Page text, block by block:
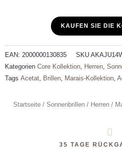
KAUFEN SIE DIE
EAN: 2000000130835 SKU
Kategorien Core Kollektion Herren
Tags Acetat Brillen Marais-Kollektion
Startseite/ Sonnenbrillen/ Herren/
35 TAGE